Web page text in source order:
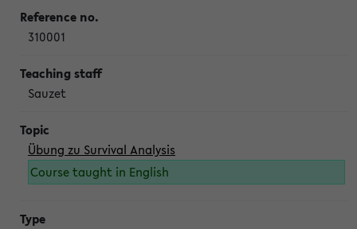
310001
Sauzet
Übung zu Survival Analysis
Course taught in English